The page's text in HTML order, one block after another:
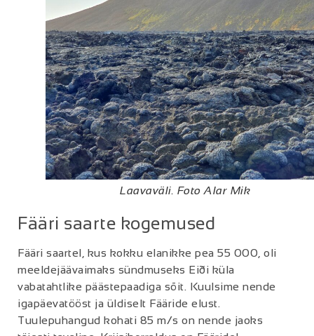
Laavaväli. Foto Alar Mik
Fääri saarte kogemused
Fääri saartel, kus kokku elanikke pea 55 000, oli
meeldejäävaimaks sündmuseks Eiði küla
vabatahtlike päästepaadiga sõit. Kuulsime nende
igapäevatööst ja üldiselt Fääride elust.
Tuulepuhangud kohati 85 m/s on nende jaoks